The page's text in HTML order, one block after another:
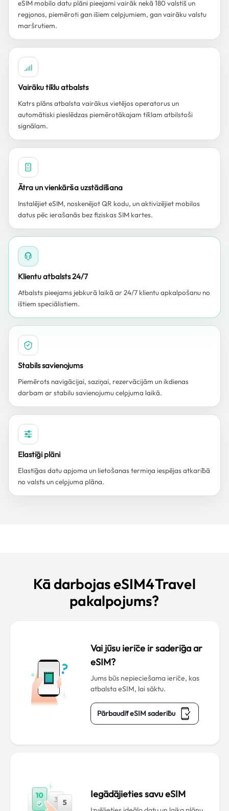
eSIM mobilo datu plāni pieejami vairāk nekā 180 valstīs un
reģionos, piemēroti gan īsiem ceļojumiem, gan vairāku valstu
maršrutiem.
Vairāku tīklu atbalsts
Katrs plāns atbalsta vairākus vietējos operatorus un
automātiski pieslēdzas piemērotākajam tīklam atbilstoši
signālam.
Ātra un vienkārša uzstādīšana
Instalējiet eSIM, noskenējot QR kodu, un aktivizējiet mobilos
datus pēc ierašanās bez fiziskas SIM kartes.
Klientu atbalsts 24/7
Atbalsts pieejams jebkurā laikā ar 24/7 klientu apkalpošanu no
īstiem speciālistiem.
Stabils savienojums
Piemērots navigācijai, saziņai, rezervācijām un ikdienas
darbam ar stabilu savienojumu ceļojuma laikā.
Elastīgi plāni
Elastīgas datu apjoma un lietošanas termiņa iespējas atkarībā
no valsts un ceļojuma plāna.
Kā darbojas eSIM4Travel
pakalpojums?
Vai jūsu ierīce ir saderīga ar
eSIM?
Jums būs nepieciešama ierīce, kas
atbalsta eSIM, lai sāktu.
Pārbaudīt eSIM saderību
Iegādājieties savu eSIM